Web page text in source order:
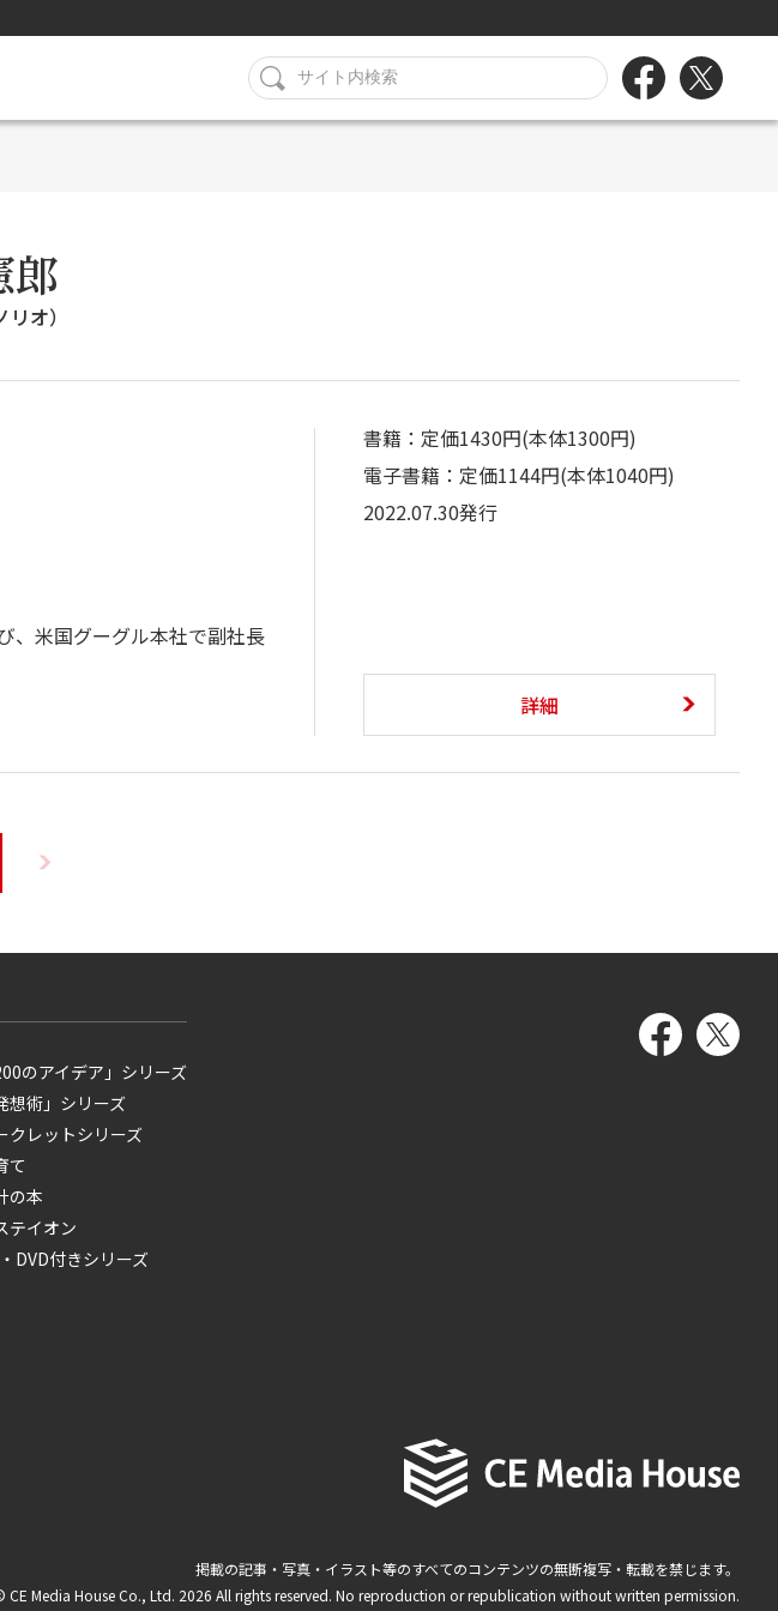
郎
リオ）
、米国グーグル本社で副社長
書籍：定価1430円(本体1300円)
電子書籍：定価1144円(本体1040円)
2022.07.30発行
詳細
のアイデア」シリーズ
想術」シリーズ
クレットシリーズ
て
の本
テイオン
DVD付きシリーズ
掲載の記事・写真・イラスト等のすべてのコンテンツの無断複写・転載を禁じます。
Media House Co., Ltd. 2026 All rights reserved. No reproduction or republication without written permission.